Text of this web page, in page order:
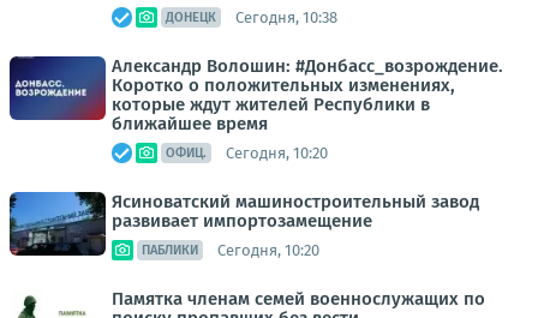
ДОНЕЦК Сегодня, 10:38
Александр Волошин: #Донбасс_возрождение.
Коротко о положительных изменениях,
которые ждут жителей Республики в
ближайшее время
ОФИЦ. Сегодня, 10:20
Ясиноватский машиностроительный завод
развивает импортозамещение
ПАБЛИКИ Сегодня, 10:20
Памятка членам семей военнослужащих по